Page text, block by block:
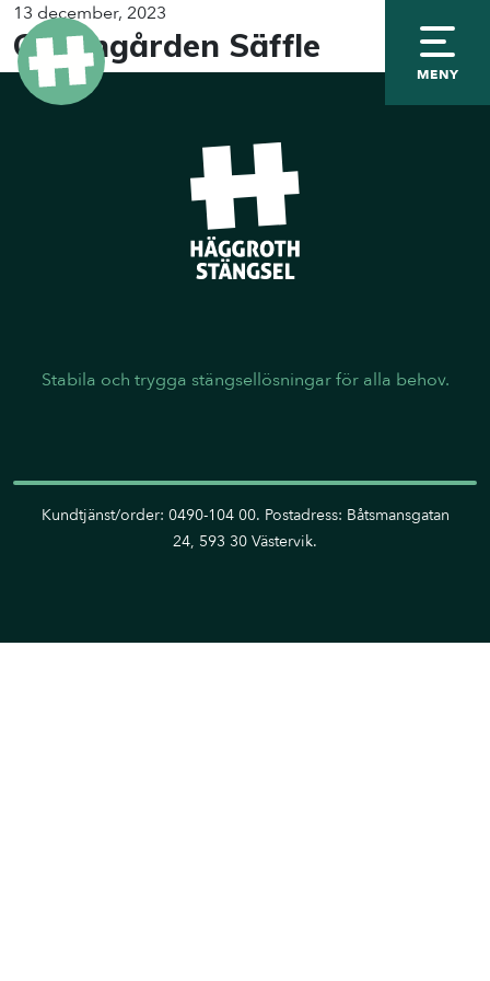
MENY
13 december, 2023
Granngården Säffle
Stabila och trygga stängsellösningar för alla behov.
Kundtjänst/order: 0490-104 00. Postadress: Båtsmansgatan
24, 593 30 Västervik.